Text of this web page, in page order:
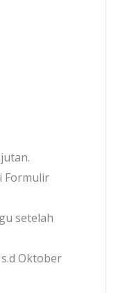
Formulir
setelah
Oktober